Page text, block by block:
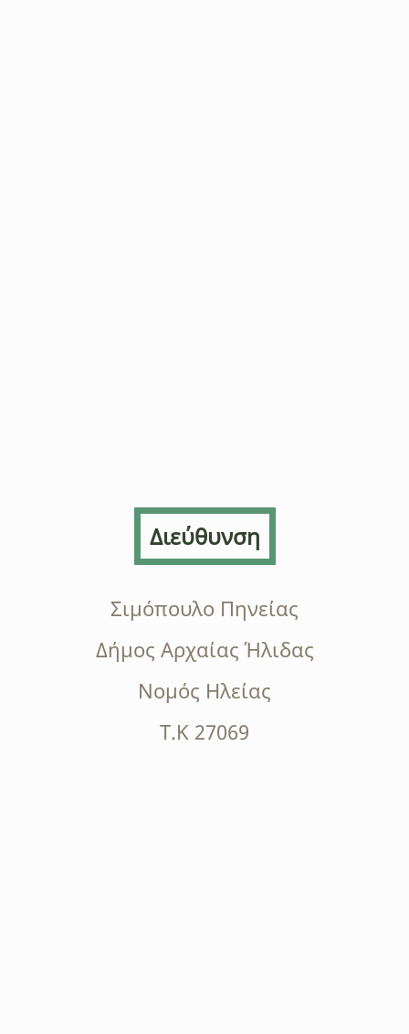
Διεύθυνση
Σιμόπουλο Πηνείας
Δήμος Αρχαίας Ήλιδας
Νομός Ηλείας
Τ.Κ 27069